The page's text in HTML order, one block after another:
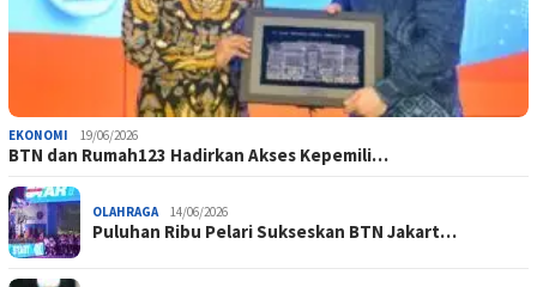
EKONOMI 19/06/2026
BTN dan Rumah123 Hadirkan Akses Kepemili…
OLAHRAGA 14/06/2026
Puluhan Ribu Pelari Sukseskan BTN Jakart…